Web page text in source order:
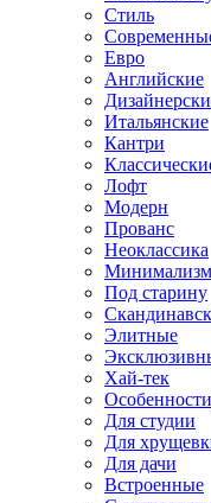
Стиль
Евро
Английские
Итальянские
Кантри
Лофт
Модерн
Прованс
Неоклассика
Минимализм
Под старину
Элитные
Хай-тек
Особенности
Для студии
Для
Для дачи
Встроенные